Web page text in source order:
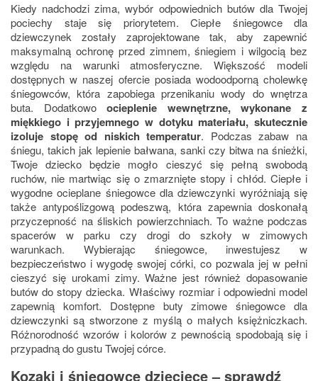
Kiedy nadchodzi zima, wybór odpowiednich butów dla Twojej
pociechy staje się priorytetem. Ciepłe śniegowce dla
dziewczynek zostały zaprojektowane tak, aby zapewnić
maksymalną ochronę przed zimnem, śniegiem i wilgocią bez
względu na warunki atmosferyczne. Większość modeli
dostępnych w naszej ofercie posiada wodoodporną cholewkę
śniegowców, która zapobiega przenikaniu wody do wnętrza
buta. Dodatkowoocieplenie wewnętrzne, wykonane z
miękkiego i przyjemnego w dotyku materiału, skutecznie
izoluje stopę od niskich temperatur. Podczas zabaw na
śniegu, takich jak lepienie bałwana, sanki czy bitwa na śnieżki,
Twoje dziecko będzie mogło cieszyć się pełną swobodą
ruchów, nie martwiąc się o zmarznięte stopy i chłód. Ciepłe i
wygodne ocieplane śniegowce dla dziewczynki wyróżniają się
także antypoślizgową podeszwą, która zapewnia doskonałą
przyczepność na śliskich powierzchniach. To ważne podczas
spacerów w parku czy drogi do szkoły w zimowych
warunkach. Wybierając śniegowce, inwestujesz w
bezpieczeństwo i wygodę swojej córki, co pozwala jej w pełni
cieszyć się urokami zimy. Ważne jest również dopasowanie
butów do stopy dziecka. Właściwy rozmiar i odpowiedni model
zapewnią komfort. Dostępne buty zimowe śniegowce dla
dziewczynki są stworzone z myślą o małych księżniczkach.
Różnorodność wzorów i kolorów z pewnością spodobają się i
przypadną do gustu Twojej córce.
Kozaki i śniegowce dziecięce – sprawdź